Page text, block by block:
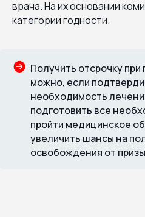
врача. На их основании
категории годности.
Получить отсрочку
можно, если
необходимость
подготовить все
пройти медицинское
увеличить шансы на
освобождения от